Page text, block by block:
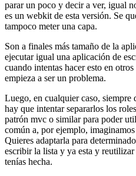
parar un poco y decir a ver, igual
es un webkit de esta versión. Se
tampoco meter una capa.
Son a finales más tamaño de la
ejecutar igual una aplicación de
cuando intentas hacer esto en
empieza a ser un problema.
Luego, en cualquier caso, siempre
hay que intentar separarlos los
patrón mvc o similar para poder
común a, por ejemplo,
Quieres adaptarla para
escribir la lista y ya esta y
tenías hecha.